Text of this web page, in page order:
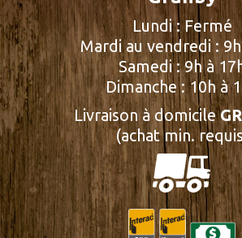
Lundi : Fermé
Mardi au vendredi :
Samedi : 9h à
Dimanche : 10h à
Livraison à domicile
(achat min.